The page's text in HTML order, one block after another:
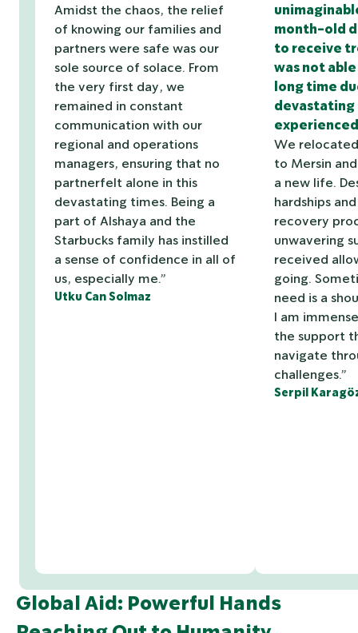
Amidst the chaos, the relief
of knowing our families and
partners were safe was our
sole source of solace. From
the very first day, we
remained in constant
communication with our
regional and operations
managers, ensuring that no
partnerfelt alone in this
devastating times. Being a
part of Alshaya and the
Starbucks family has instilled
a sense of confidence in all of
us, especially me.”
Utku Can Solmaz
month-old
to receive
was not
long time
devastating
We
to Mersin
a new life.
hardships
recovery
unwavering
received
going.
need is a
I am
the support
navigate
challenges.”
Serpil
Global Aid: Powerful Hands